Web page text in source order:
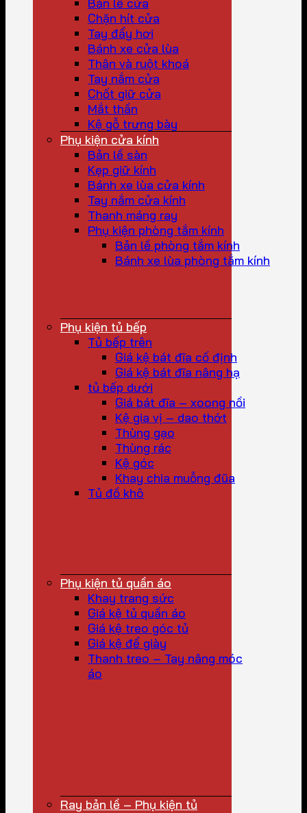
Chặn hít cửa
Tay đẩy hơi
Bánh xe cửa lùa
Thân và ruột khoá
Tay nắm cửa
Chốt giữ cửa
Mắt thần
Kệ gỗ trưng bày
Phụ kiện cửa kính
Bản lề sàn
Kẹp giữ kính
Bánh xe lùa cửa kính
Tay nắm cửa kính
Thanh máng ray
Phụ kiện phòng tắm kính
Bản lề phòng tắm kính
Bánh xe lùa phòng tắm kính
Phụ kiện tủ bếp
Tủ bếp trên
Giá kệ bát đĩa cố định
Giá kệ bát đĩa nâng hạ
tủ bếp dưới
Giá bát đĩa – xoong nồi
Kệ gia vị – dao thớt
Thùng gạo
Thùng rác
Kệ góc
Khay chia muỗng đũa
Tủ đồ khô
Phụ kiện tủ quần áo
Khay trang sức
Giá kệ tủ quần áo
Giá kệ treo góc tủ
Giá kệ để giày
Thanh treo – Tay nâng móc
áo
Ray bản lề – Phụ kiện tủ